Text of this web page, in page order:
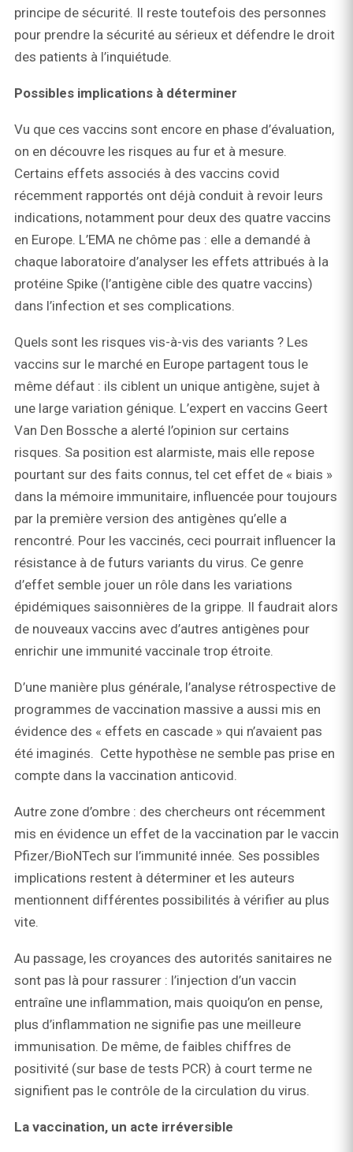
principe de sécurité. Il reste toutefois des personnes
pour prendre la sécurité au sérieux et défendre le droit
des patients à l’inquiétude.
Possibles implications à déterminer
Vu que ces vaccins sont encore en phase d’évaluation,
on en découvre les risques au fur et à mesure.
Certains effets associés à des vaccins covid
récemment rapportés ont déjà conduit à revoir leurs
indications, notamment pour deux des quatre vaccins
en Europe. L’EMA ne chôme pas : elle a demandé à
chaque laboratoire d’analyser les effets attribués à la
protéine Spike (l’antigène cible des quatre vaccins)
dans l’infection et ses complications.
Quels sont les risques vis-à-vis des variants ? Les
vaccins sur le marché en Europe partagent tous le
même défaut : ils ciblent un unique antigène, sujet à
une large variation génique. L’expert en vaccins Geert
Van Den Bossche a alerté l’opinion sur certains
risques. Sa position est alarmiste, mais elle repose
pourtant sur des faits connus, tel cet effet de « biais »
dans la mémoire immunitaire, influencée pour toujours
par la première version des antigènes qu’elle a
rencontré. Pour les vaccinés, ceci pourrait influencer la
résistance à de futurs variants du virus. Ce genre
d’effet semble jouer un rôle dans les variations
épidémiques saisonnières de la grippe. Il faudrait alors
de nouveaux vaccins avec d’autres antigènes pour
enrichir une immunité vaccinale trop étroite.
D’une manière plus générale, l’analyse rétrospective de
programmes de vaccination massive a aussi mis en
évidence des « effets en cascade » qui n’avaient pas
été imaginés. Cette hypothèse ne semble pas prise en
compte dans la vaccination anticovid.
Autre zone d’ombre : des chercheurs ont récemment
mis en évidence un effet de la vaccination par le vaccin
Pfizer/BioNTech sur l’immunité innée. Ses possibles
implications restent à déterminer et les auteurs
mentionnent différentes possibilités à vérifier au plus
vite.
Au passage, les croyances des autorités sanitaires ne
sont pas là pour rassurer : l’injection d’un vaccin
entraîne une inflammation, mais quoiqu’on en pense,
plus d’inflammation ne signifie pas une meilleure
immunisation. De même, de faibles chiffres de
positivité (sur base de tests PCR) à court terme ne
signifient pas le contrôle de la circulation du virus.
La vaccination, un acte irréversible